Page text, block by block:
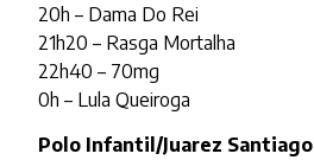
20h – Dama Do Rei
21h20 – Rasga Mortalha
22h40 – 70mg
0h – Lula Queiroga
Polo Infantil/Juarez Santiago